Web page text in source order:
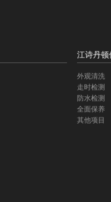
江诗丹顿
外观清洗
走时检测
防水检测
全面保养
其他项目